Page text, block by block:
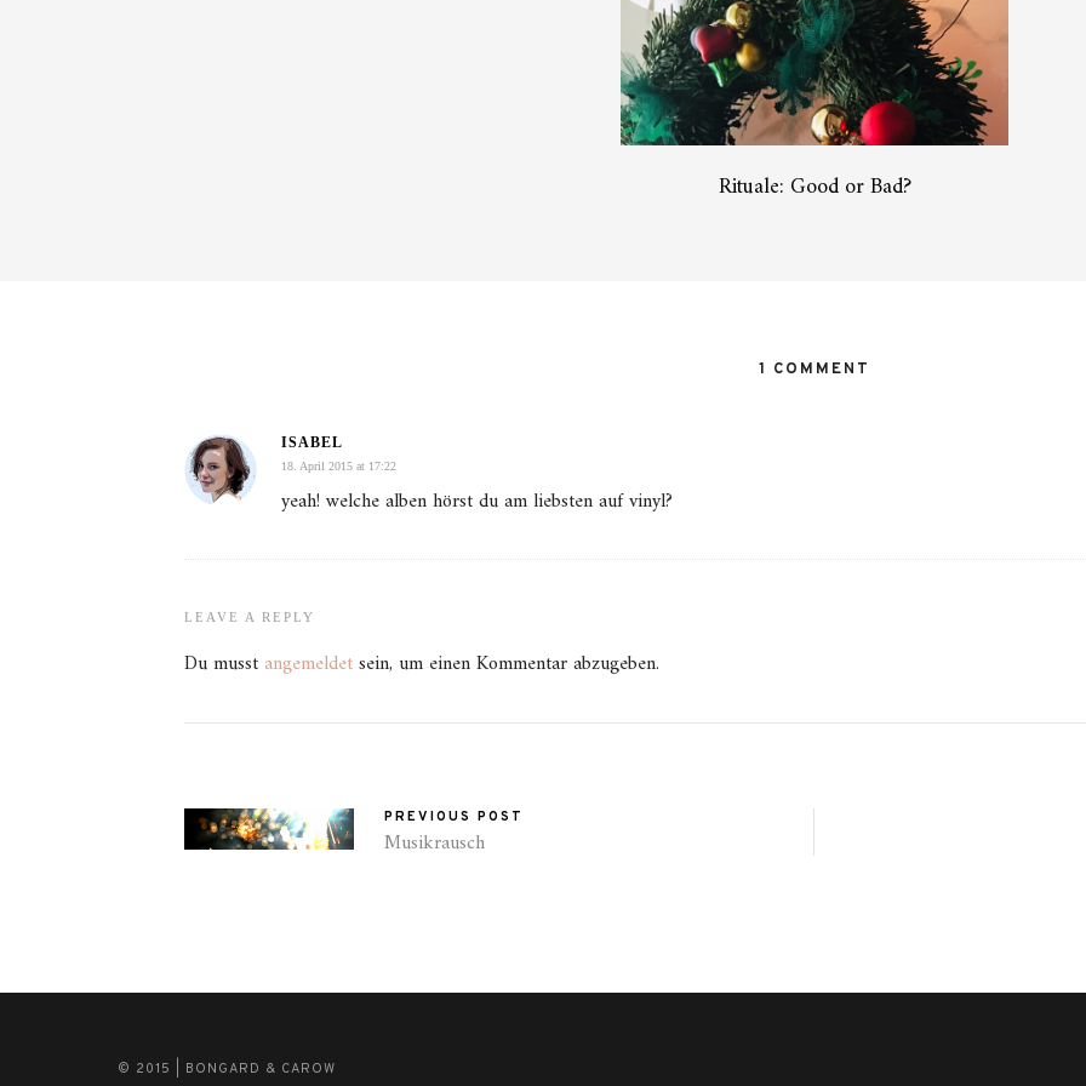
Rituale: Good or Bad?
1 COMMENT
ISABEL
18. April 2015 at 17:22
yeah! welche alben hörst du am liebsten auf vinyl?
LEAVE A REPLY
Du musst angemeldetsein, um einen Kommentar abzugeben.
PREVIOUS POST
Musikrausch
© 2015 | BONGARD & CAROW